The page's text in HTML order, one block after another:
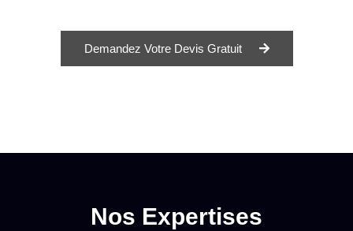
Demandez Votre Devis Gratuit
Nos Expertises